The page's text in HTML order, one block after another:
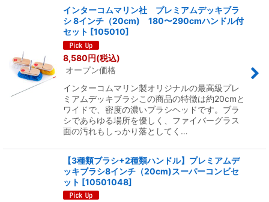
インターコムマリン社 プレミアムデッキブラ
シ 8インチ（20cm) 180〜290cmハンドル付
セット [105010]
8,580円(税込)
オープン価格
インターコムマリン製オリジナルの最高級プレ
ミアムデッキブラシこの商品の特徴は約20cmと
ワイドで、密度の濃いブラシヘッドです。ブラ
シであらゆる場所を優しく、ファイバーグラス
面の汚れもしっかり落としてく…
【3種類ブラシ+2種類ハンドル】プレミアムデ
ッキブラシ8インチ（20cm)スーパーコンビセ
ット [10501048]